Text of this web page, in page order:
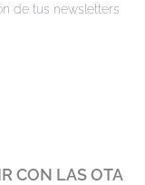
de tus newsletters
CON LAS OTA